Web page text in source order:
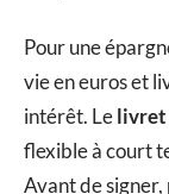
Pour une
vie en euros et
intérêt. Lelivret
flexible à court
Avant de signer,